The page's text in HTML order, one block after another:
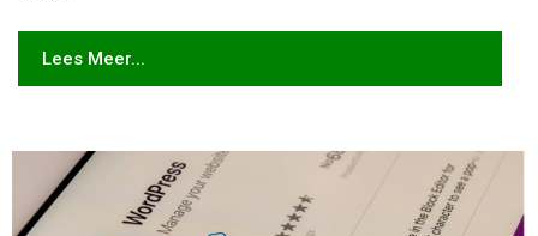
Lees Meer...